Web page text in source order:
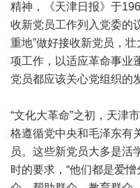
精神，《天津日报》于
收新党员工作列入党委的
重地”做好接收新党员，
项工作，以适应革命事业
党员都应该关心党组织的
“文化大革命”之初，天津
格遵循党中央和毛泽东有
员。这些新党员大多是活
时的要求，“他们都是爱